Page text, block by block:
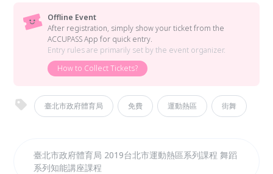
Offline Event
After registration, simply show your ticket from the
ACCUPASS App for quick entry.
Entry rules are primarily set by the event organizer.
How to Collect Tickets?
臺北市政府體育局 免費 運動熱區 街舞
臺北市政府體育局 2019台北市運動熱區系列課程 舞蹈
系列知能講座課程